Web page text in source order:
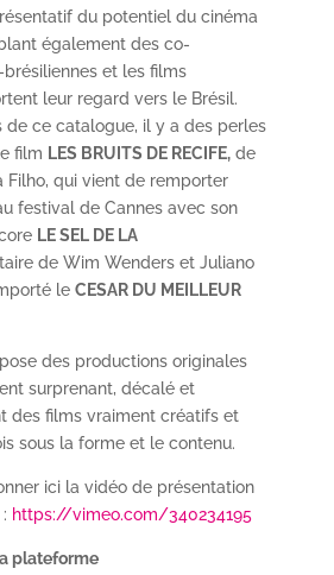
du potentiel du cinéma
également des co-
et les films
leur regard vers le Brésil.
ce catalogue, il y a des perles
film LES BRUITS DE RECIFE,de
Filho, qui vient de remporter
festival de Cannes avec son
LE SEL DE LA
de Wim Wenders et Juliano
le CESAR DU MEILLEUR
des productions originales
surprenant, décalé et
des films vraiment créatifs et
sous la forme et le contenu.
ici la vidéo de présentation
https://vimeo.com/340234195
plateforme